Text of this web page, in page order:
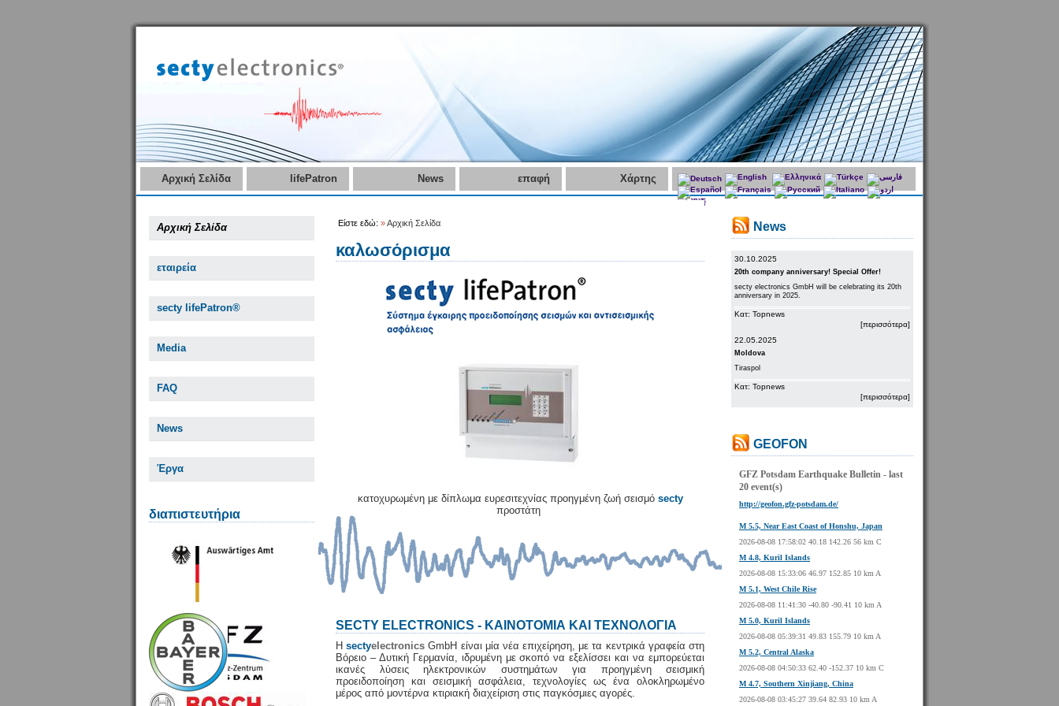
Αρχική Σελίδα lifePatron News επαφή Χάρτης
Αρχική Σελίδα
εταιρεία
secty lifePatron®
Media
FAQ
News
Έργα
διαπιστευτήρια
Είστε εδώ: »Αρχική Σελίδα
καλωσόρισμα
κατοχυρωμένη με δίπλωμα ευρεσιτεχνίας προηγμένη ζωή σεισμό secty
προστάτη
SECTY ELECTRONICS - ΚΑΙΝΟΤΟΜΙΑ ΚΑΙ ΤΕΧΝΟΛΟΓΙΑ
Ηsectyelectronics GmbH είναι μία νέα επιχείρηση, με τα κεντρικά γραφεία στη
Βόρειο – Δυτική Γερμανία, ιδρυμένη με σκοπό να εξελίσσει και να εμπορεύεται
ικανές λύσεις ηλεκτρονικών συστημάτων για προηγμένη σεισμική
προειδοποίηση και σεισμική ασφάλεια, τεχνολογίες ως ένα ολοκληρωμένο
μέρος από μοντέρνα κτιριακή διαχείριση στις παγκόσμιες αγορές.
News
30.10.2025
20th company anniversary! Special Offer!
secty electronics GmbH will be celebrating its 20th
anniversary in 2025.
Κατ: Topnews
[περισσότερα]
22.05.2025
Moldova
Tiraspol
Κατ: Topnews
[περισσότερα]
GEOFON
GFZ Potsdam Earthquake Bulletin - last
20 event(s)
http://geofon.gfz-potsdam.de/
M 5.5, Near East Coast of Honshu, Japan
2026-08-08 17:58:02 40.18 142.26 56 km C
M 4.8, Kuril Islands
2026-08-08 15:33:06 46.97 152.85 10 km A
M 5.1, West Chile Rise
2026-08-08 11:41:30 -40.80 -90.41 10 km A
M 5.0, Kuril Islands
2026-08-08 05:39:31 49.83 155.79 10 km A
M 5.2, Central Alaska
2026-08-08 04:50:33 62.40 -152.37 10 km C
M 4.7, Southern Xinjiang, China
2026-08-08 03:45:27 39.64 82.93 10 km A